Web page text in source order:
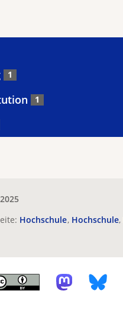
1
1
Hochschule Hochschule